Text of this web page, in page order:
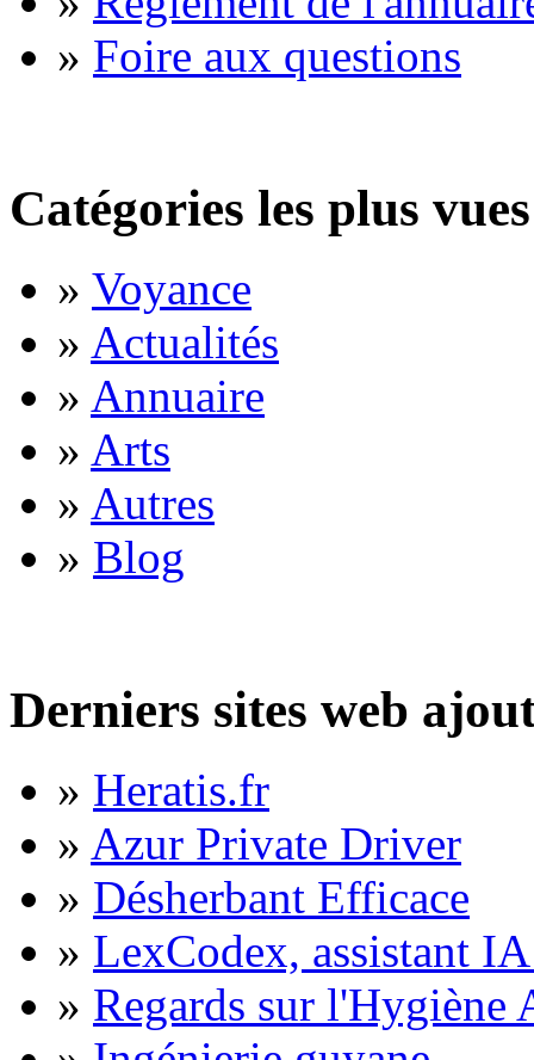
» Foire aux questions
Catégories les plus vues
» Voyance
» Actualités
» Annuaire
» Arts
» Autres
» Blog
Derniers sites web
» Heratis.fr
» Azur Private Driver
» Désherbant Efficace
» LexCodex, assistant
» Regards sur l'Hygiène